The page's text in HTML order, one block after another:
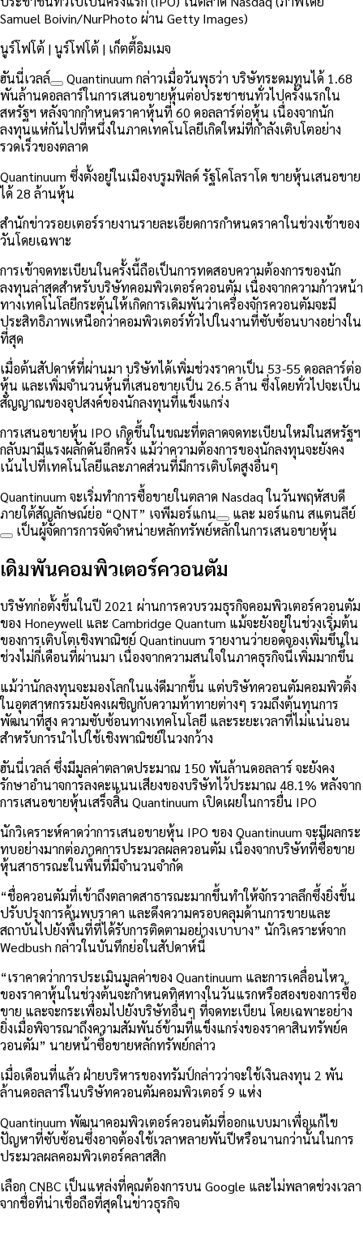
Samuel Boivin/NurPhoto ผ่าน Getty Images)
นูร์โฟโต้ | นูร์โฟโต้ | เก็ตตี้อิมเมจ
ฮันนี่เวลล์
Quantinuum กล่าวเมื่อวันพุธว่า บริษัทระดมทุนได้ 1.68
พันล้านดอลลาร์ในการเสนอขายหุ้นต่อประชาชนทั่วไปครั้งแรกใน
สหรัฐฯ หลังจากกำหนดราคาหุ้นที่ 60 ดอลลาร์ต่อหุ้น เนื่องจากนัก
ลงทุนแห่กันไปที่หนึ่งในภาคเทคโนโลยีเกิดใหม่ที่กำลังเติบโตอย่าง
รวดเร็วของตลาด
Quantinuum ซึ่งตั้งอยู่ในเมืองบรูมฟิลด์ รัฐโคโลราโด ขายหุ้นเสนอขาย
ได้ 28 ล้านหุ้น
สำนักข่าวรอยเตอร์รายงานรายละเอียดการกำหนดราคาในช่วงเช้าของ
วันโดยเฉพาะ
การเข้าจดทะเบียนในครั้งนี้ถือเป็นการทดสอบความต้องการของนัก
ลงทุนล่าสุดสำหรับบริษัทคอมพิวเตอร์ควอนตัม เนื่องจากความก้าวหน้า
ทางเทคโนโลยีกระตุ้นให้เกิดการเดิมพันว่าเครื่องจักรควอนตัมจะมี
ประสิทธิภาพเหนือกว่าคอมพิวเตอร์ทั่วไปในงานที่ซับซ้อนบางอย่างใน
ที่สุด
เมื่อต้นสัปดาห์ที่ผ่านมา บริษัทได้เพิ่มช่วงราคาเป็น 53-55 ดอลลาร์ต่อ
หุ้น และเพิ่มจำนวนหุ้นที่เสนอขายเป็น 26.5 ล้าน ซึ่งโดยทั่วไปจะเป็น
สัญญาณของอุปสงค์ของนักลงทุนที่แข็งแกร่ง
การเสนอขายหุ้น IPO เกิดขึ้นในขณะที่ตลาดจดทะเบียนใหม่ในสหรัฐฯ
กลับมามีแรงผลักดันอีกครั้ง แม้ว่าความต้องการของนักลงทุนจะยังคง
เน้นไปที่เทคโนโลยีและภาคส่วนที่มีการเติบโตสูงอื่นๆ
Quantinuum จะเริ่มทำการซื้อขายในตลาด Nasdaq ในวันพฤหัสบดี
ภายใต้สัญลักษณ์ย่อ “QNT” เจพีมอร์แกน และ มอร์แกน สแตนลีย์
เป็นผู้จัดการการจัดจำหน่ายหลักทรัพย์หลักในการเสนอขายหุ้น
เดิมพันคอมพิวเตอร์ควอนตัม
บริษัทก่อตั้งขึ้นในปี 2021 ผ่านการควบรวมธุรกิจคอมพิวเตอร์ควอนตัม
ของ Honeywell และ Cambridge Quantum แม้จะยังอยู่ในช่วงเริ่มต้น
ของการเติบโตเชิงพาณิชย์ Quantinuum รายงานว่ายอดจองเพิ่มขึ้นใน
ช่วงไม่กี่เดือนที่ผ่านมา เนื่องจากความสนใจในภาคธุรกิจนี้เพิ่มมากขึ้น
แม้ว่านักลงทุนจะมองโลกในแง่ดีมากขึ้น แต่บริษัทควอนตัมคอมพิวติ้ง
ในอุตสาหกรรมยังคงเผชิญกับความท้าทายต่างๆ รวมถึงต้นทุนการ
พัฒนาที่สูง ความซับซ้อนทางเทคโนโลยี และระยะเวลาที่ไม่แน่นอน
สำหรับการนำไปใช้เชิงพาณิชย์ในวงกว้าง
ฮันนี่เวลล์ ซึ่งมีมูลค่าตลาดประมาณ 150 พันล้านดอลลาร์ จะยังคง
รักษาอำนาจการลงคะแนนเสียงของบริษัทไว้ประมาณ 48.1% หลังจาก
การเสนอขายหุ้นเสร็จสิ้น Quantinuum เปิดเผยในการยื่น IPO
นักวิเคราะห์คาดว่าการเสนอขายหุ้น IPO ของ Quantinuum จะมีผลกระ
ทบอย่างมากต่อภาคการประมวลผลควอนตัม เนื่องจากบริษัทที่ซื้อขาย
หุ้นสาธารณะในพื้นที่มีจำนวนจำกัด
“ชื่อควอนตัมที่เข้าถึงตลาดสาธารณะมากขึ้นทำให้จักรวาลลึกซึ้งยิ่งขึ้น
ปรับปรุงการค้นพบราคา และดึงความครอบคลุมด้านการขายและ
สถาบันไปยังพื้นที่ที่ได้รับการติดตามอย่างเบาบาง” นักวิเคราะห์จาก
Wedbush กล่าวในบันทึกย่อในสัปดาห์นี้
“เราคาดว่าการประเมินมูลค่าของ Quantinuum และการเคลื่อนไหว
ของราคาหุ้นในช่วงต้นจะกำหนดทิศทางในวันแรกหรือสองของการซื้อ
ขาย และจะกระเพื่อมไปยังบริษัทอื่นๆ ที่จดทะเบียน โดยเฉพาะอย่าง
ยิ่งเมื่อพิจารณาถึงความสัมพันธ์ข้ามที่แข็งแกร่งของราคาสินทรัพย์ค
วอนตัม” นายหน้าซื้อขายหลักทรัพย์กล่าว
เมื่อเดือนที่แล้ว ฝ่ายบริหารของทรัมป์กล่าวว่าจะใช้เงินลงทุน 2 พัน
ล้านดอลลาร์ในบริษัทควอนตัมคอมพิวเตอร์ 9 แห่ง
Quantinuum พัฒนาคอมพิวเตอร์ควอนตัมที่ออกแบบมาเพื่อแก้ไข
ปัญหาที่ซับซ้อนซึ่งอาจต้องใช้เวลาหลายพันปีหรือนานกว่านั้นในการ
ประมวลผลคอมพิวเตอร์คลาสสิก
เลือก CNBC เป็นแหล่งที่คุณต้องการบน Google และไม่พลาดช่วงเวลา
จากชื่อที่น่าเชื่อถือที่สุดในข่าวธุรกิจ